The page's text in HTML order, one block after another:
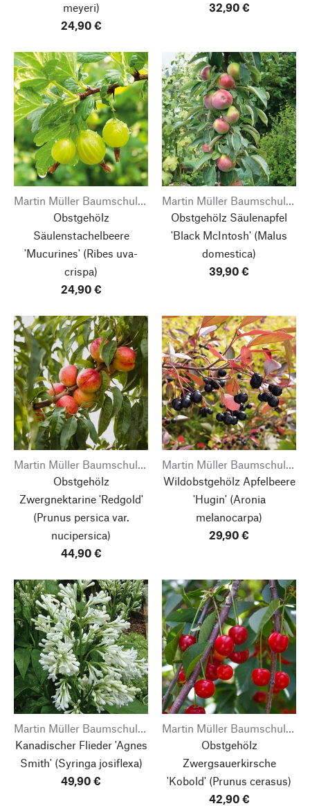
meyeri)
24,90 €
32,90 €
Martin Müller Baumschulen
Obstgehölz
Säulenstachelbeere
'Mucurines' (Ribes uva-
crispa)
24,90 €
Martin Müller Baumschulen
Obstgehölz Säulenapfel
'Black McIntosh' (Malus
domestica)
39,90 €
Martin Müller Baumschulen
Obstgehölz
Zwergnektarine 'Redgold'
(Prunus persica var.
nucipersica)
44,90 €
Martin Müller Baumschulen
Wildobstgehölz Apfelbeere
'Hugin'(Aronia
melanocarpa)
29,90 €
Martin Müller Baumschulen
Kanadischer Flieder 'Agnes
Smith'(Syringa josiflexa)
49,90 €
Martin Müller Baumschulen
Obstgehölz
Zwergsauerkirsche
'Kobold' (Prunus cerasus)
42,90 €